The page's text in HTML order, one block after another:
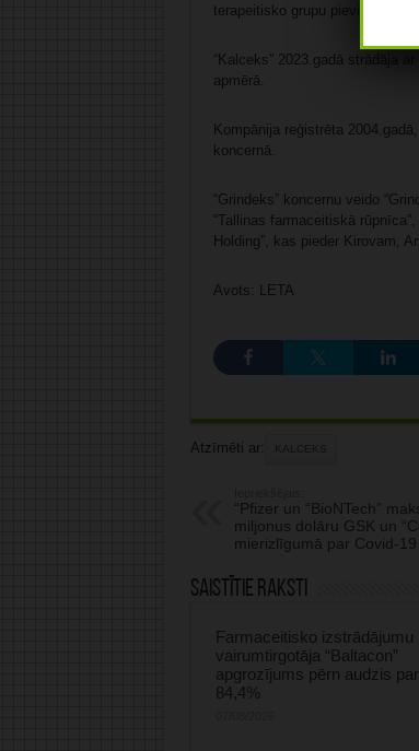
terapeitisko grupu pievienošana
“Kalceks” 2023.gadā strādāja
apmērā.
Kompānija reģistrēta
koncernā.
“Grindeks” koncernu veido
“Tallinas farmaceitiskā
Holding”, kas pieder Kirovam,
Avots: LETA
Atzīmēti ar: KALCEKS
“Pfizer un “BioNTech”
miljonus dolāru GSK un
mierizlīgumā par Covid-
Saistītie raksti
Farmaceitisko izstrādājumu
vairumtirgotāja “Baltacon”
apgrozījums pērn audzis par
84,4%